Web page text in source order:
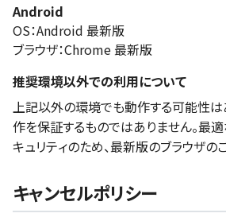
Android
OS：Android 最新版
ブラウザ：Chrome 最新版
推奨環境以外での利用について
上記以外の環境でも動作する可能性は
作を保証するものではありません。最
キュリティのため、最新版のブラウザの
キャンセルポリシー